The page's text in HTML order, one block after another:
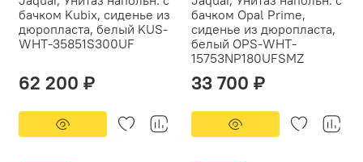
бачком Kubix, сиденье из
дюропласта, белый KUS-
WHT-35851S300UF
62 200 ₽
бачком Opal Prime,
сиденье из дюропласта,
белый OPS-WHT-
15753NP180UFSMZ
33 700 ₽